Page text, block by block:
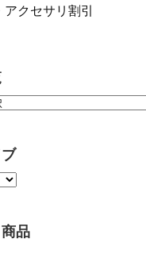
アクセサリ割引
品